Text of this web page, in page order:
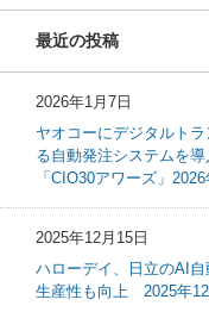
最近の投稿
2026年1月7日
ヤオコーにデジタルト
る自動発注システムを
「CIO30アワーズ」
2025年12月15日
ハローデイ、日立のAI
生産性も向上 2025年12